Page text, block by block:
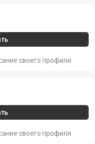
своего профиля
своего профиля